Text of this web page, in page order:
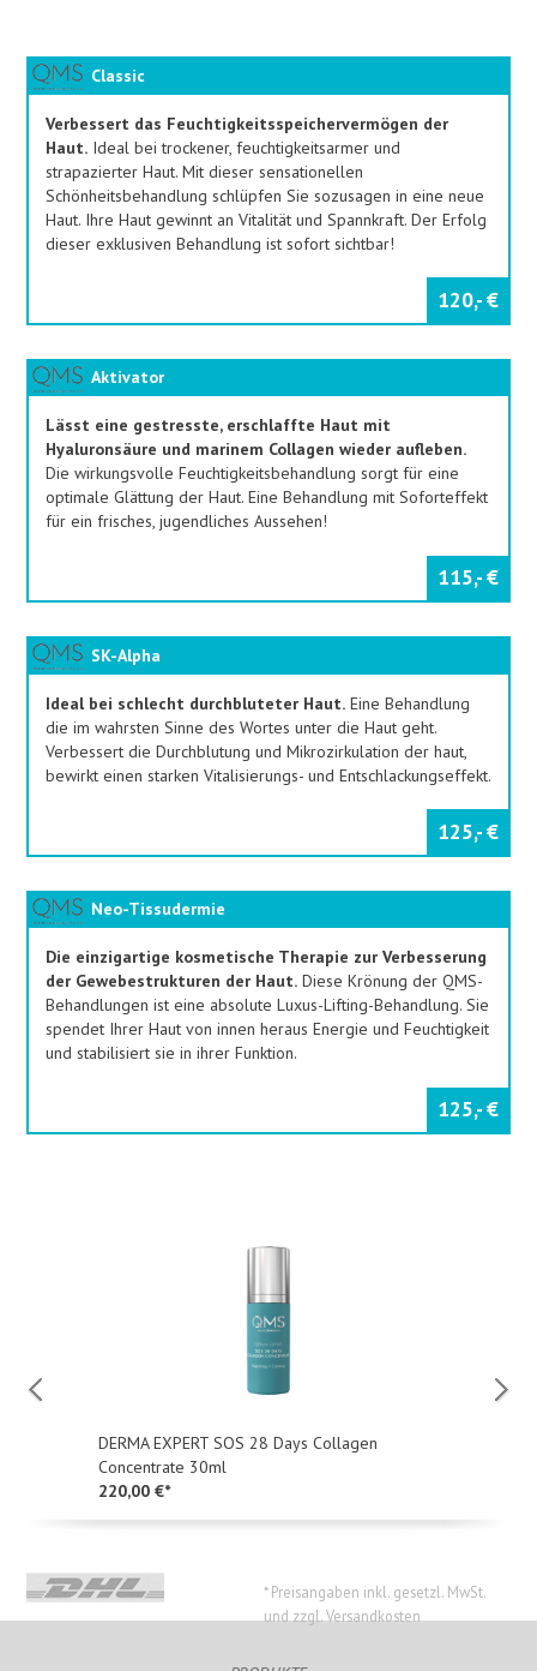
Classic
Verbessert das Feuchtigkeitsspeichervermögen der
Haut.Ideal bei trockener, feuchtigkeitsarmer und
strapazierter Haut. Mit dieser sensationellen
Schönheitsbehandlung schlüpfen Sie sozusagen in eine neue
Haut. Ihre Haut gewinnt an Vitalität und Spannkraft. Der Erfolg
dieser exklusiven Behandlung ist sofort sichtbar!
120,- €
Aktivator
Lässt eine gestresste, erschlaffte Haut mit
Hyaluronsäure und marinem Collagen wieder aufleben.
Die wirkungsvolle Feuchtigkeitsbehandlung sorgt für eine
optimale Glättung der Haut. Eine Behandlung mit Soforteffekt
für ein frisches, jugendliches Aussehen!
115,- €
SK-Alpha
Ideal bei schlecht durchbluteter Haut.Eine Behandlung
die im wahrsten Sinne des Wortes unter die Haut geht.
Verbessert die Durchblutung und Mikrozirkulation der haut,
bewirkt einen starken Vitalisierungs- und Entschlackungseffekt.
125,- €
Neo-Tissudermie
Die einzigartige kosmetische Therapie zur Verbesserung
der Gewebestrukturen der Haut.Diese Krönung der QMS-
Behandlungen ist eine absolute Luxus-Lifting-Behandlung. Sie
spendet Ihrer Haut von innen heraus Energie und Feuchtigkeit
und stabilisiert sie in ihrer Funktion.
125,- €
DERMA EXPERT SOS 28 Days Collagen
Concentrate 30ml
220,00 €*
* Preisangaben inkl. gesetzl. MwSt.
und zzgl. Versandkosten